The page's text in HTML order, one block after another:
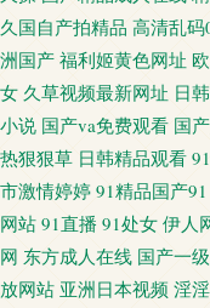
香蕉伊思人在线12 www97
91人人操操 91视频综合1
91豆花成人 国产先锋AV
色蜜桃网站 av网站地址免
色视频 日韩成人在线免費网
久国自产拍精品 高清乱码
洲国产 福利姬黄色网址
女 久草视频最新网址 日
小说 国产va免费观看 国
热狠狠草 日韩精品观看
市激情婷婷 91精品国产91
网站 91直播 91处女 伊人
网 东方成人在线 国产一
放网站 亚洲日本视频 淫